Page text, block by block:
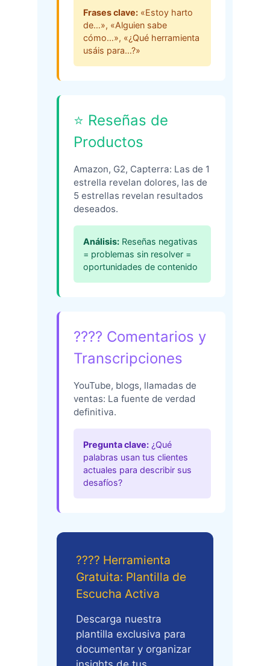
Frases clave: «Estoy harto
de…», «Alguien sabe
cómo…», «¿Qué herramienta
usáis para…?»
⭐ Reseñas de
Productos
Amazon, G2, Capterra: Las de 1
estrella revelan dolores, las de
5 estrellas revelan resultados
deseados.
Análisis: Reseñas negativas
= problemas sin resolver =
oportunidades de contenido
???? Comentarios y
Transcripciones
YouTube, blogs, llamadas de
ventas: La fuente de verdad
definitiva.
Pregunta clave: ¿Qué
palabras usan tus clientes
actuales para describir sus
desafíos?
????️ Herramienta
Gratuita: Plantilla de
Escucha Activa
Descarga nuestra
plantilla exclusiva para
documentar y organizar